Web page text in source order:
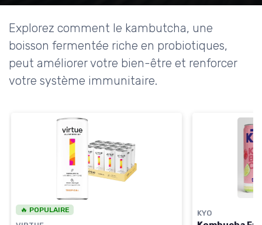
Explorez comment le kambutcha, une
boisson fermentée riche en probiotiques,
peut améliorer votre bien-être et renforcer
votre système immunitaire.
🔥 POPULAIRE KYO